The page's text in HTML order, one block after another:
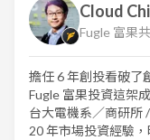
Cloud
Fugle 富果
擔任 6 年創投看破了
Fugle 富果投資這架
台大電機系／商研所
20 年市場投資經驗